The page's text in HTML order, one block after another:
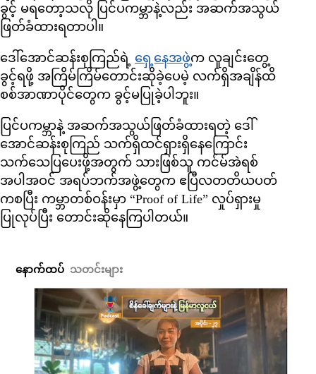
ခွင့် မရတော့သလို ပြင်ပကမ္ဘာနဲ့လည်း အဆက်အသွယ်
ဖြတ်ခံထားရတာပါ။
ဒေါ်အောင်ဆန်းစုကြည်ရဲ့ ရှေ့နေအဖွဲ့က လူချင်းတွေ့
ခွင့်ရဖို့ အကြိမ်ကြိမ်တောင်းဆိုခဲ့ပေမဲ့ လက်ရှိအချိန်ထိ
စစ်အာဏာပိုင်တွေက ခွင့်မပြုခဲ့ပါဘူး။
ပြင်ပကမ္ဘာနဲ့ အဆက်အသွယ်ဖြတ်ခံထားရတဲ့ ဒေါ်
အောင်ဆန်းစုကြည် သက်ရှိထင်ရှားရှိနေကြောင်း
သက်သေပြပေးဖို့အတွက် သားဖြစ်သူ ကင်မ်အဲရစ်
အပါအဝင် အရပ်ဘက်အဖွဲ့တွေက ဧပြီလတတိယပတ်
ကစပြီး ကမ္ဘာတစ်ဝန်းမှာ “Proof of Life” လှုပ်ရှားမှု
ပြုလုပ်ပြီး တောင်းဆိုနေကြပါတယ်။
နောက်ထပ် သတင်းများ